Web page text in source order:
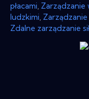
płacami Zarządzanie
ludzkimi Zarządzanie
Zdalne zarządzanie